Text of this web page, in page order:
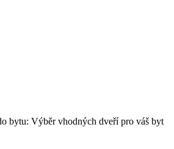
bytu: Výběr vhodných dveří pro váš byt